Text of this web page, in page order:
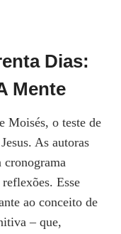
Dias:
Mente
Moisés, o teste de
As autoras
cronograma
Esse
ao conceito de
– que,